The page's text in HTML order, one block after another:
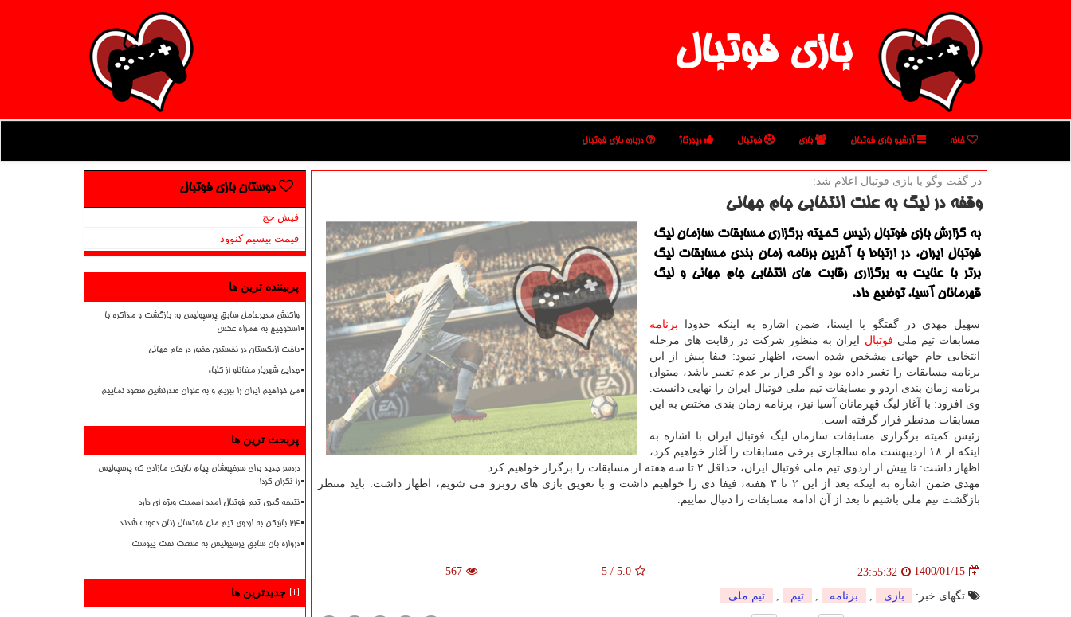
بازی فوتبال
خانه آرشیو بازی فوتبال بازی فوتبال رپورتاژ درباره بازی فوتبال
در گفت وگو با بازی فوتبال اعلام شد:
وقفه در لیگ به علت انتخابی جام جهانی
به گزارش بازی فوتبال رئیس کمیته برگزاری مسابقات سازمان لیگ
فوتبال ایران، در ارتباط با آخرین برنامه زمان بندی مسابقات لیگ
برتر با عنایت به برگزاری رقابت های انتخابی جام جهانی و لیگ
قهرمانان آسیا، توضیح داد.
سهیل مهدی در گفتگو با ایسنا، ضمن اشاره به اینکه حدودا برنامه
مسابقات تیم ملی فوتبال ایران به منظور شرکت در رقابت های مرحله
انتخابی جام جهانی مشخص شده است، اظهار نمود: فیفا پیش از این
برنامه مسابقات را تغییر داده بود و اگر قرار بر عدم تغییر باشد، میتوان
برنامه زمان بندی اردو و مسابقات تیم ملی فوتبال ایران را نهایی دانست.
وی افزود: با آغاز لیگ قهرمانان آسیا نیز، برنامه زمان بندی مختص به این
مسابقات مدنظر قرار گرفته است.
رئیس کمیته برگزاری مسابقات سازمان لیگ فوتبال ایران با اشاره به
اینکه از ۱۸ اردیبهشت ماه سالجاری برخی مسابقات را آغاز خواهیم کرد،
اظهار داشت: تا پیش از اردوی تیم ملی فوتبال ایران، حداقل ۲ تا سه هفته از مسابقات را برگزار خواهیم کرد.
مهدی ضمن اشاره به اینکه بعد از این ۲ تا ۳ هفته، فیفا دی را خواهیم داشت و با تعویق بازی های روبرو می شویم، اظهار داشت: باید منتظر
بازگشت تیم ملی باشیم تا بعد از آن ادامه مسابقات را دنبال نماییم.
1400/01/15
23:55:32
5.0
/
5
567
تگهای خبر: بازی برنامه تیم تیم ملی
دوستان بازی فوتبال
فیش حج
قیمت بیسیم کنوود
پربیننده ترین ها
واکنش مدیرعامل سابق پرسپولیس به بازگشت و مذاکره با
اسکوچیچ به همراه عکس
باخت ازبکستان در نخستین حضور در جام جهانی
جدایی شهریار مغانلو از کلباء
می خواهیم ایران را ببریم و به عنوان صدرنشین صعود نماییم
پربحث ترین ها
دردسر جدید برای سرخپوشان پیام بازیکن مازادی که پرسپولیس
را نگران کرد!
نتیجه گیری تیم فوتبال امید اهمیت ویژه ای دارد
۲۴ بازیکن به اردوی تیم ملی فوتسال زنان دعوت شدند
دروازه بان سابق پرسپولیس به صنعت نفت پیوست
جدیدترین ها